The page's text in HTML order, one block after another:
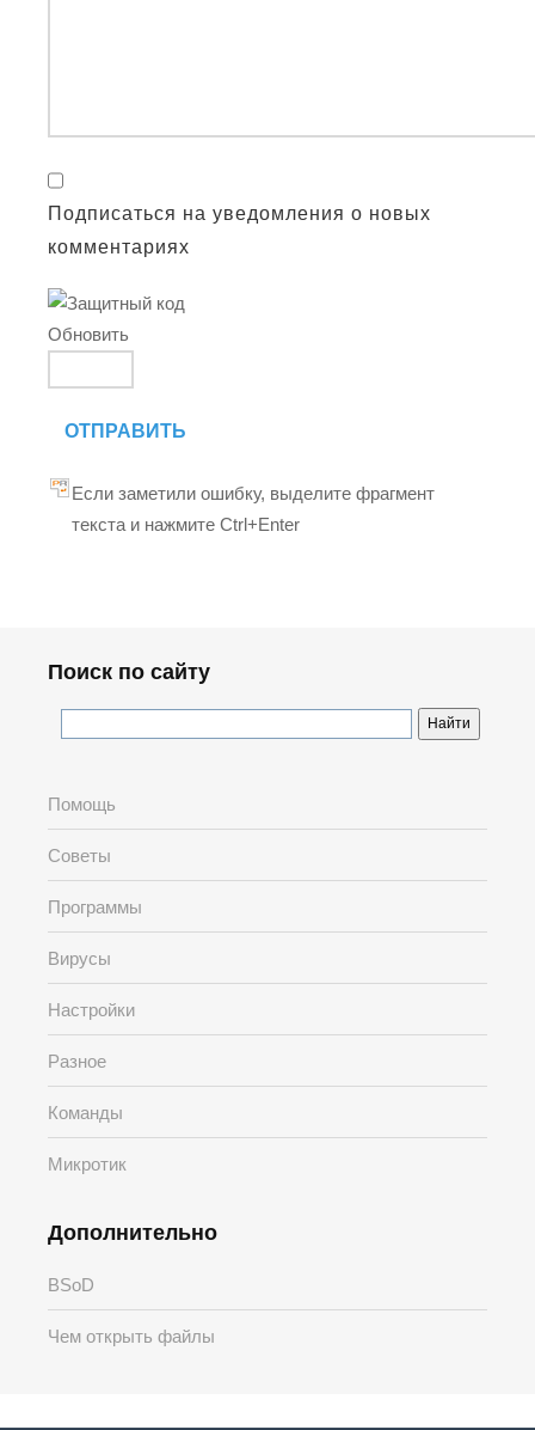
Подписаться на уведомления о новых
комментариях
Обновить
ОТПРАВИТЬ
Если заметили ошибку, выделите фрагмент
текста и нажмите Ctrl+Enter
Поиск по сайту
Помощь
Советы
Программы
Вирусы
Настройки
Разное
Команды
Микротик
Дополнительно
BSoD
Чем открыть файлы